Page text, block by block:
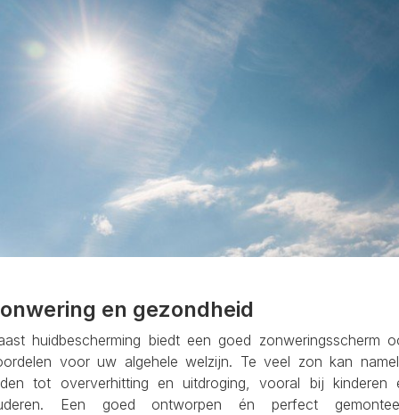
en gezondheid
huidbescherming biedt een goed zonweringsscherm
voor uw algehele welzijn. Te veel zon kan
tot oververhitting en uitdroging, vooral bij kinderen
Een goed ontworpen én perfect